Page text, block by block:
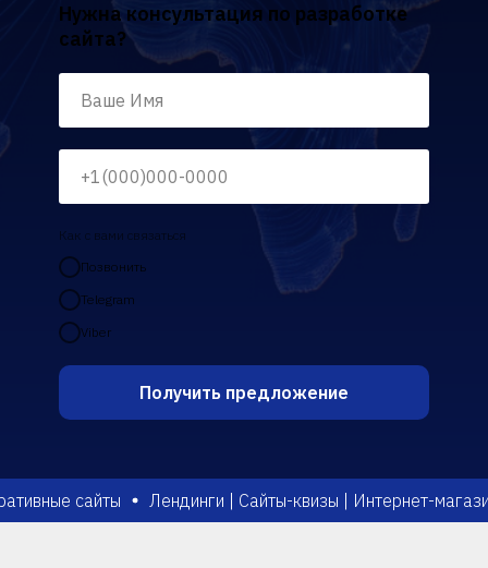
Нужна консультация по разработке
сайта?
Как с вами связаться
Позвонить
Telegram
Viber
Получить предложение
сайты Лендинги | Сайты-квизы | Интернет-магазины |